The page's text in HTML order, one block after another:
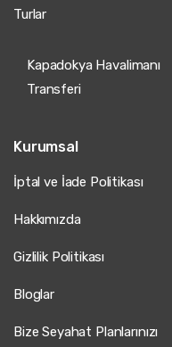
Turlar
Kapadokya Havalimanı
Transferi
Kurumsal
İptal ve İade Politikası
Hakkımızda
Gizlilik Politikası
Bloglar
Bize Seyahat Planlarınızı